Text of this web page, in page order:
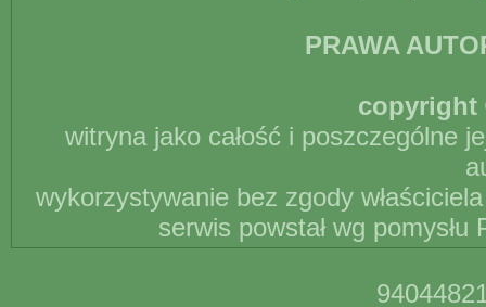
PRAWA
copyright
witryna jako całość i poszczególne
wykorzystywanie bez zgody
serwis powstał wg